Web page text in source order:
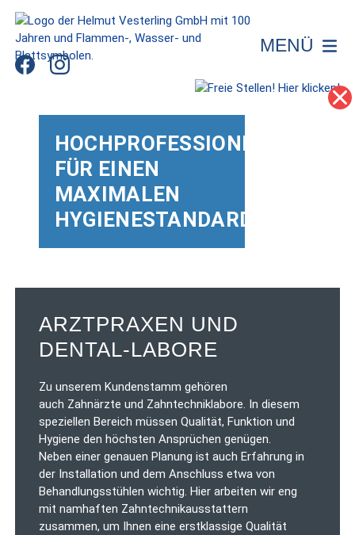
MENÜ
HOCHPROFESSIONELL
FÜR EINEN
MAXIMALEN
HYGIENESTANDARD
ARZTPRAXEN UND
DENTAL-LABORE
Zu unserem Kundenstamm gehören
auch Zahnärzte und Zahntechniklabore. In diesem
speziellen Bereich müssen Qualität, Funktion und
Hygiene den höchsten Ansprüchen genügen.
Neben einer genauen Planung ist auch Erfahrung in
der Installation und dem Anschluss etwa von
Behandlungsstühlen wichtig. Hier arbeiten wir eng
mit namhaften Zahntechnikausstattern
zusammen, um Ihnen eine erstklassige Qualität